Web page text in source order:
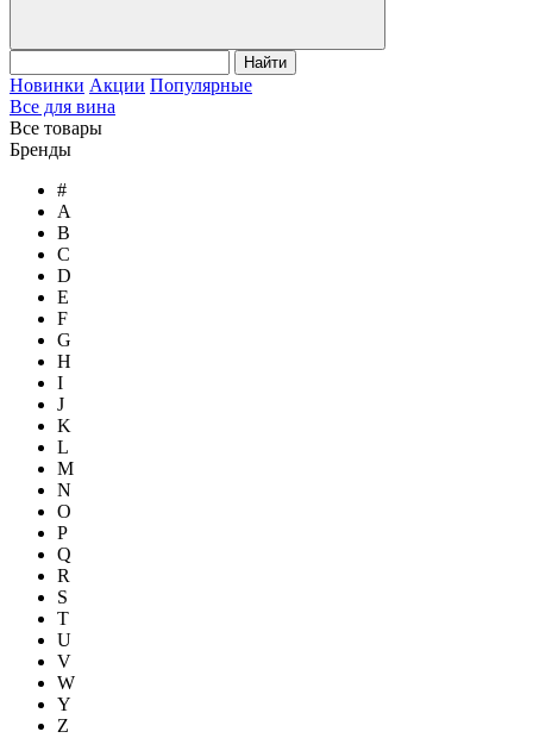
Найти
Новинки Акции Популярные
Все для вина
Все товары
Бренды
#
A
B
C
D
E
F
G
H
I
J
K
L
M
N
O
P
Q
R
S
T
U
V
W
Y
Z